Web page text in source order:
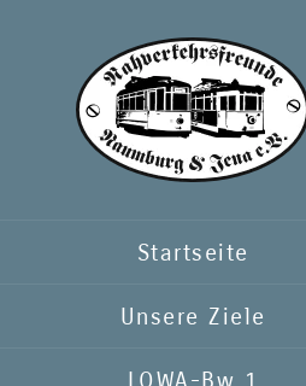
springen
Startseite
Unsere Ziele
LOWA-Bw 1